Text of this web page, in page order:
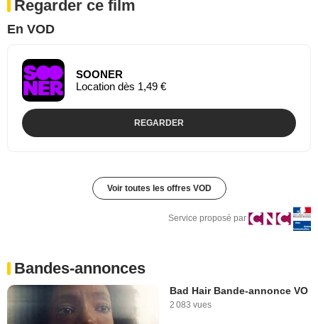
Regarder ce film
En VOD
SOONER
Location dès 1,49 €
REGARDER
Voir toutes les offres VOD
Service proposé par
Bandes-annonces
Bad Hair Bande-annonce VO
2 083 vues